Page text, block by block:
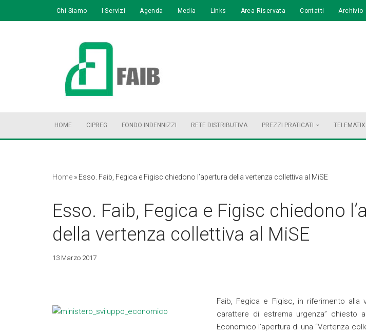
Chi Siamo I Servizi Agenda Media Links Area Riservata Contatti Archivio
HOME CIPREG FONDO INDENNIZZI RETE DISTRIBUTIVA PREZZI PRATICATI TELEMATIX
Home » Esso. Faib, Fegica e Figisc chiedono l’apertura della vertenza collettiva al MiSE
Esso. Faib, Fegica e Figisc chiedono
della vertenza collettiva al MiSE
13 Marzo 2017
Faib, Fegica e Figisc, in riferimento alla
carattere di estrema urgenza” chiesto
Economico l’apertura di una “Vertenza